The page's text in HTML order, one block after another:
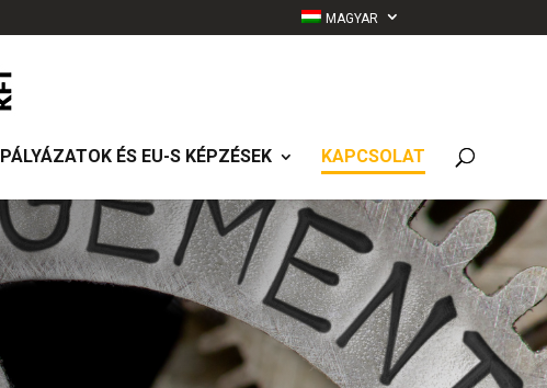
MAGYAR
PÁLYÁZATOK ÉS EU-S KÉPZÉSEK KAPCSOLAT